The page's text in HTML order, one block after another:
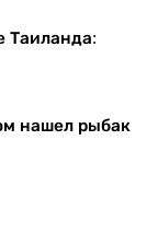
Таиланда:
нашел рыбак